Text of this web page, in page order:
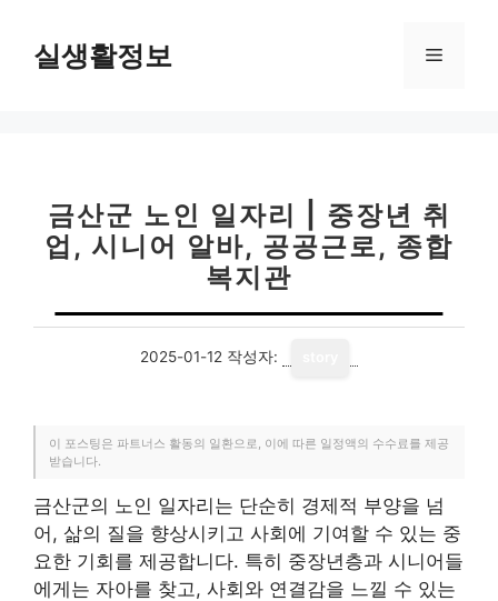
실생활정보 메
금산군 노인 일자리 | 중장년 취
업, 시니어 알바, 공공근로, 종합
복지관
2025-01-12 작성자:
이 포스팅은 파트너스 활동의 일환으로, 이에 따른 일정액의 수수료를 제공
받습니다.
금산군의 노인 일자리는 단순히 경제적 부양을 넘
어, 삶의 질을 향상시키고 사회에 기여할 수 있는 중
요한 기회를 제공합니다. 특히 중장년층과 시니어들
에게는 자아를 찾고, 사회와 연결감을 느낄 수 있는